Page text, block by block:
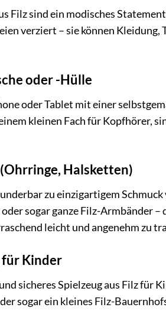
Filz sind ein modisches
verziert – sie können
oder -Hülle
oder Tablet mit einer
kleinen Fach für Kopfhörer,
Halsketten)
zu einzigartigem
sogar ganze Filz-Armbänder
leicht und angenehm zu
für Kinder
sicheres Spielzeug aus Filz für
sogar ein kleines Filz-